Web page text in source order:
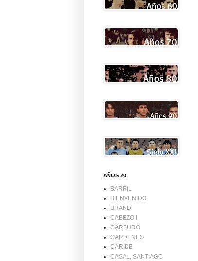
AÑOS 20
BARRIL
BIENVENIDO
BRAND
CABEZO I
CARBURO
CARDENES
CARIDE
CASAL, SANTIAGO